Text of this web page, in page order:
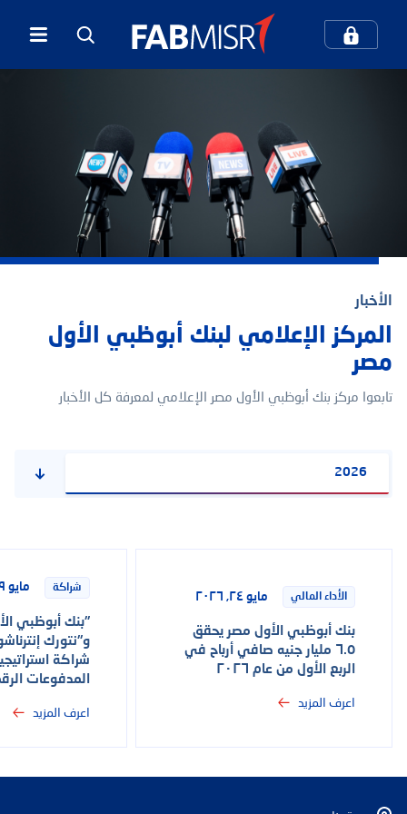
بحث شائع
مركز الاتصال والدعم
الأخبار
المركز الإعلامي لبنك أبوظبي الأول
مصر
تابعوا مركز بنك أبوظبي الأول مصر الإعلامي لمعرفة كل الأخبار
2026
الأداء المالي مايو ٢٤, ٢٠٢٦
بنك أبوظبي الأول مصر يحقق
٦.٥ مليار جنيه صافي أرباح في
الربع الأول من عام ٢٠٢٦
اعرف المزيد
شراكة مايو ١٩, ٢٠٢٦
"بنك أبوظبي
و"نتورك
شراكة
المدفوعات
اعرف المزيد